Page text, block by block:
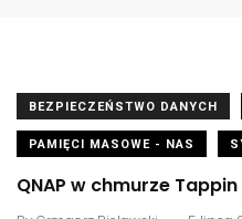
BEZPIECZEŃSTWO DANYCH
PAMIĘCI MASOWE - NAS
QNAP w chmurze Tappin